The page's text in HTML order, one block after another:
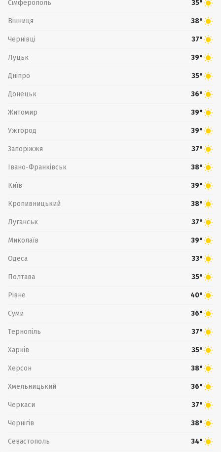
Сімферополь 35°
Вінниця 38°
Чернівці 37°
Луцьк 39°
Дніпро 35°
Донецьк 36°
Житомир 39°
Ужгород 39°
Запоріжжя 37°
Івано-Франківськ 38°
Київ 39°
Кропивницький 38°
Луганськ 37°
Миколаїв 39°
Одеса 33°
Полтава 35°
Рівне 40°
Суми 36°
Тернопіль 37°
Харків 35°
Херсон 38°
Хмельницький 36°
Черкаси 37°
Чернігів 38°
Севастополь 34°